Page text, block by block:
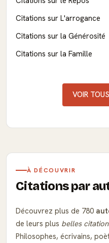
Citations sur L'arrogance
Citations sur la Générosité
Citations sur la Famille
VOIR
À DÉCOUVRIR
Citations par
Découvrez plus de 780
de leurs plus belles
Philosophes, écrivains,